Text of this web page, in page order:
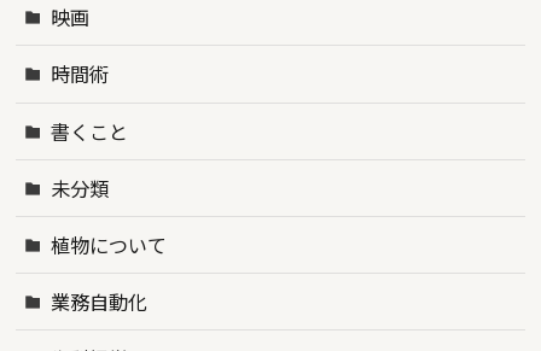
映画
時間術
書くこと
未分類
植物について
業務自動化